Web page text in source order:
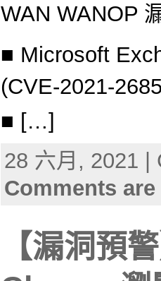
WAN WANOP
■ Microsoft
(CVE-2021-
■ […]
28 六月, 2021
Comments
【漏洞預